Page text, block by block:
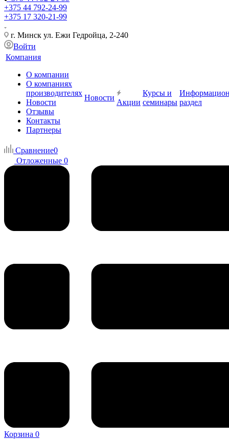
+375 44 792-24-99
+375 17 320-21-99
г. Минск ул. Ежи Гедройца, 2-240
Войти
Компания
О компании
О компаниях
производителях
Новости
Отзывы
Контакты
Партнеры
Новости
Акции
Курсы и
семинары раздел
Сравнение0
Отложенные 0
Корзина 0